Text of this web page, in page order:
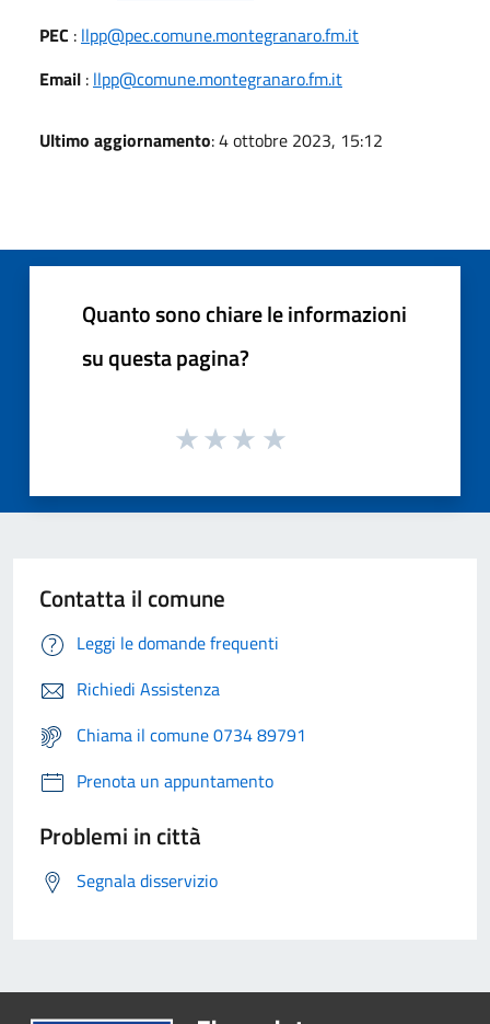
PEC : llpp@pec.comune.montegranaro.fm.it
Email : llpp@comune.montegranaro.fm.it
Ultimo aggiornamento: 4 ottobre 2023, 15:12
Quanto sono chiare le informazioni
su questa pagina?
Contatta il comune
Leggi le domande frequenti
Richiedi Assistenza
Chiama il comune 0734 89791
Prenota un appuntamento
Problemi in città
Segnala disservizio